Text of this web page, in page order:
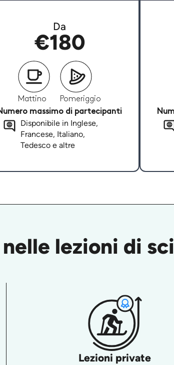
Da
€180
Mattino
Pomeriggio
massimo di partecipanti
Disponibile in Inglese,
Francese, Italiano,
Tedesco e altre
lezioni di
Lezioni private